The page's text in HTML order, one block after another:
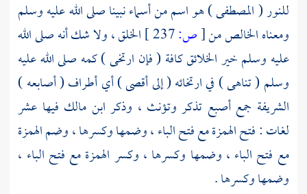
للنور (المصطفى) هو اسم من أسماء نبينا صلى الله عليه وسلم
ومعناه الخالص من[ص:
الخلق ، ولا شك أنه صلى الله
عليه وسلم خير الخلائق كافة ( فإن ارتخى ) كمه صلى الله عليه
وسلم ( تناهى ) في ارتخائه ( إلى أقصى ) أي أطراف ( أصابعه )
الشريفة جمع أصبع تذكر وتؤنث ، وذكر ابن مالك فيها عشر
لغات : فتح الهمزة مع فتح الباء ، وضمها وكسرها ، وضم الهمزة
مع فتح الباء ، وضمها وكسرها ، وكسر الهمزة مع فتح الباء ،
وضمها وكسرها .